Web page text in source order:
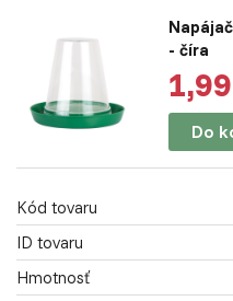
- číra
Do
Kód tovaru
ID tovaru
Hmotnosť